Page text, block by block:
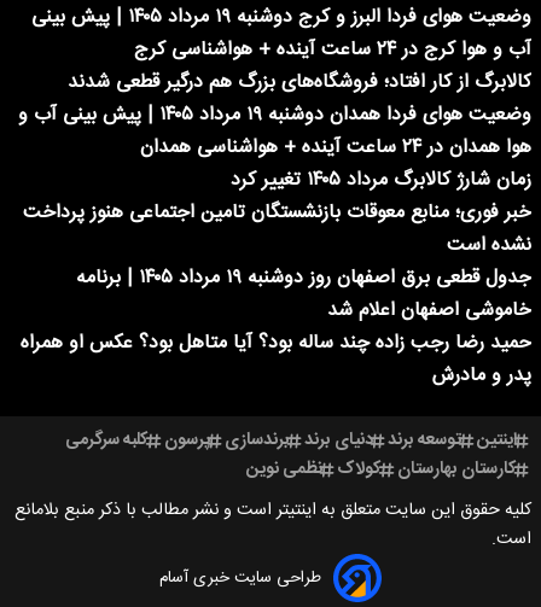
وضعیت هوای فردا البرز و کرج دوشنبه ۱۹ مرداد ۱۴۰۵ | پیش بینی
آب و هوا کرج در ۲۴ ساعت آینده + هواشناسی کرج
کالابرگ از کار افتاد؛ فروشگاه‌های بزرگ هم درگیر قطعی شدند
وضعیت هوای فردا همدان دوشنبه ۱۹ مرداد ۱۴۰۵ | پیش بینی آب و
هوا همدان در ۲۴ ساعت آینده + هواشناسی همدان
زمان شارژ کالابرگ مرداد ۱۴۰۵ تغییر کرد
خبر فوری؛ منابع معوقات بازنشستگان تامین اجتماعی هنوز پرداخت
نشده است
جدول قطعی برق اصفهان روز دوشنبه ۱۹ مرداد ۱۴۰۵ | برنامه
خاموشی اصفهان اعلام شد
حمید رضا رجب زاده چند ساله بود؟ آیا متاهل بود؟ عکس او همراه
پدر و مادرش
اینتین توسعه برند دنیای برند برندسازی پرسون کلبه سرگرمی
کارستان بهارستان کولاک نظمی نوین
کلیه حقوق این سایت متعلق به اینتیتر است و نشر مطالب با ذکر منبع بلامانع
است.
طراحی سایت خبری آسام